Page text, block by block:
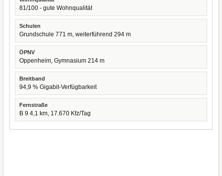
81/100 - gute Wohnqualität
Schulen
Grundschule 771 m, weiterführend 294 m
ÖPNV
Oppenheim, Gymnasium 214 m
Breitband
94,9 % Gigabit-Verfügbarkeit
Fernstraße
B 9 4,1 km, 17.670 Kfz/Tag